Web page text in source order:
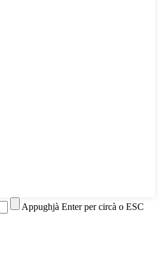
Appughjà Enter per circà o ESC